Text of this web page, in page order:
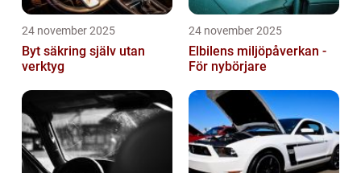
24 november 2025
Byt säkring själv utan
verktyg
24 november 2025
Elbilens miljöpåverkan -
För nybörjare